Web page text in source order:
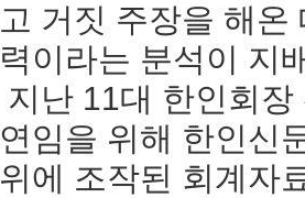
고 거짓 주장을 해
력이라는 분석이 지
지난 11대 한인회
연임을 위해 한인신
위에 조작된 회계자